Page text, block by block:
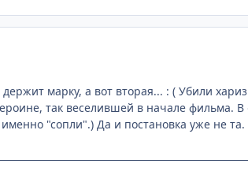
марку, а вот вторая... : ( Убили
так веселившей в начале фильма.
"сопли".) Да и постановка уже не та.